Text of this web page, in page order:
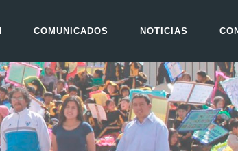
COMUNICADOS NOTICIAS